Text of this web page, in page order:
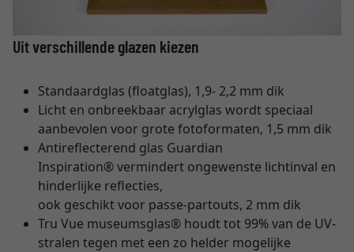
Uit verschillende glazen kiezen
Standaardglas (floatglas), 1,9- 2,2 mm dik
Licht en onbreekbaar acrylglas wordt speciaal
aanbevolen voor grote fotoformaten, 1,5 mm dik
Antireflecterend glas Guardian
Inspiration® vermindert ongewenste lichtinval en
hinderlijke reflecties,
ook geschikt voor passe-partouts, 2 mm dik
Tru Vue museumsglas® houdt tot 99% van de UV-
stralen tegen met een zo helder mogelijke